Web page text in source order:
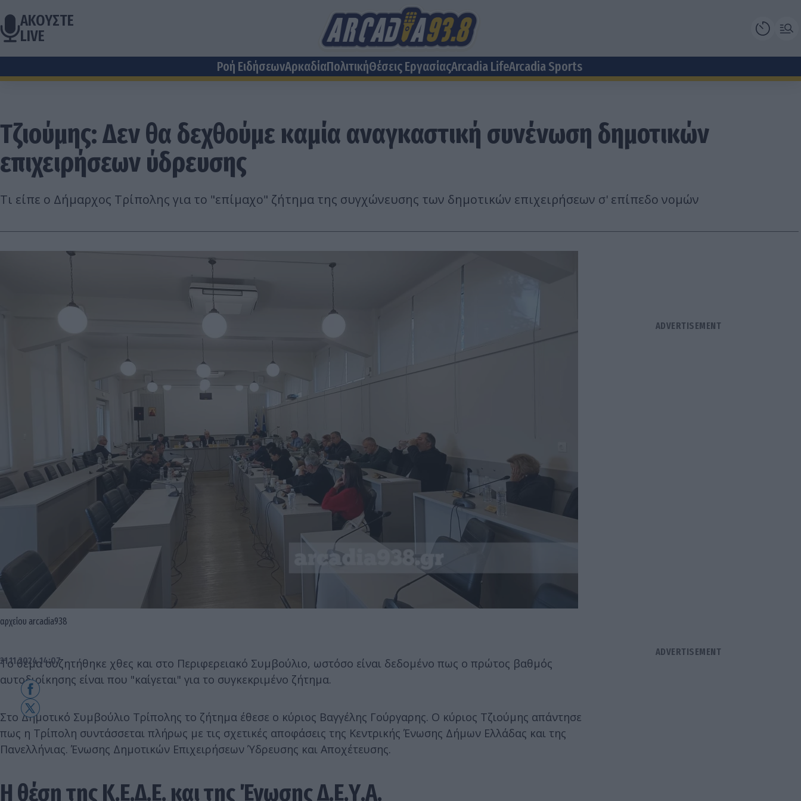
ΑΚΟΥΣΤΕ
LIVE
Ροή ΕιδήσεωνΑρκαδίαΠολιτικήΘέσεις EργασίαςArcadia LifeArcadia Sports
Τζιούμης: Δεν θα δεχθούμε καμία αναγκαστική συνένωση δημοτικών
επιχειρήσεων ύδρευσης
Τι είπε ο Δήμαρχος Τρίπολης για το "επίμαχο" ζήτημα της συγχώνευσης των δημοτικών επιχειρήσεων σ' επίπεδο νομών
αρχείου arcadia938
21.11.2024 14:07
Το θέμα συζητήθηκε χθες και στο Περιφερειακό Συμβούλιο, ωστόσο είναι δεδομένο πως ο πρώτος βαθμός
αυτοδιοίκησης είναι που "καίγεται" για το συγκεκριμένο ζήτημα.
Στο Δημοτικό Συμβούλιο Τρίπολης το ζήτημα έθεσε ο κύριος Βαγγέλης Γούργαρης. Ο κύριος Τζιούμης απάντησε
πως η Τρίπολη συντάσσεται πλήρως με τις σχετικές αποφάσεις της Κεντρικής Ένωσης Δήμων Ελλάδας και της
Πανελλήνιας. Ένωσης Δημοτικών Επιχειρήσεων Ύδρευσης και Αποχέτευσης.
Η θέση της Κ.Ε.Δ.Ε. και της Ένωσης Δ.Ε.Υ.Α.